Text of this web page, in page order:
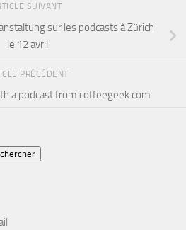
SUIVANT
sur les podcasts à Zürich
le 12 avril
PRÉCÉDENT
a podcast from coffeegeek.com